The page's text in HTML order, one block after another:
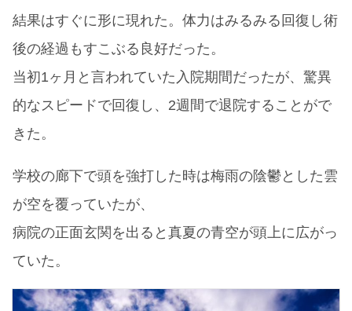
結果はすぐに形に現れた。体力はみるみる回復し術
後の経過もすこぶる良好だった。
当初1ヶ月と言われていた入院期間だったが、驚異
的なスピードで回復し、2週間で退院することがで
きた。
学校の廊下で頭を強打した時は梅雨の陰鬱とした雲
が空を覆っていたが、
病院の正面玄関を出ると真夏の青空が頭上に広がっ
ていた。